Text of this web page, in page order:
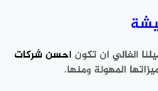
الغالي ان تكون احسن شركات
المهولة ومنها.